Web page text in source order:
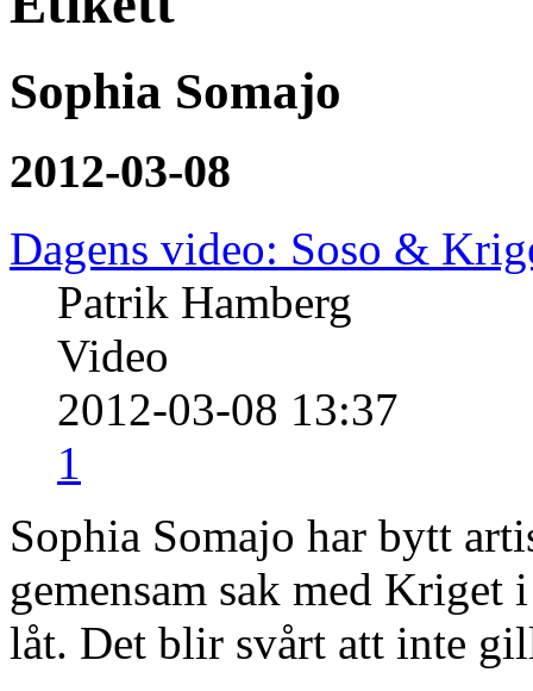
Sophia Somajo
2012-03-08
Dagens video: Soso &
Patrik Hamberg
Video
2012-03-08 13:37
1
Sophia Somajo har bytt
gemensam sak med Kriget
låt. Det blir svårt att inte